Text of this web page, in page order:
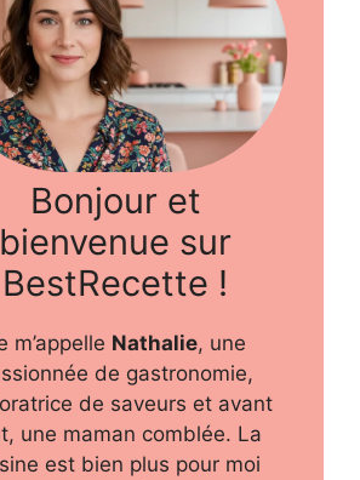
Bonjour et
bienvenue sur
BestRecette !
m’appelle Nathalie, une
de gastronomie,
de saveurs et avant
une maman comblée. La
est bien plus pour moi